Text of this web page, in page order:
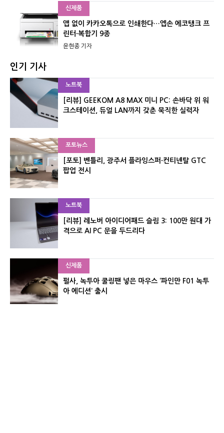
신제품
앱 없이 카카오톡으로 인쇄한다…엡손 에코탱크 프
린터·복합기 9종
윤현종 기자
인기 기사
노트북
[리뷰] GEEKOM A8 MAX 미니 PC: 손바닥 위 워
크스테이션, 듀얼 LAN까지 갖춘 묵직한 실력자
포토뉴스
[포토] 벤틀리, 광주서 플라잉스퍼·컨티넨탈 GTC
팝업 전시
노트북
[리뷰] 레노버 아이디어패드 슬림 3: 100만 원대 가
격으로 AI PC 문을 두드리다
신제품
펄사, 녹투아 쿨링팬 넣은 마우스 ‘파인만 F01 녹투
아 에디션’ 출시